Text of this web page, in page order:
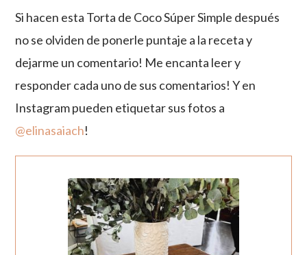
Si hacen esta Torta de Coco Súper Simple después
no se olviden de ponerle puntaje a la receta y
dejarme un comentario! Me encanta leer y
responder cada uno de sus comentarios! Y en
Instagram pueden etiquetar sus fotos a
@elinasaiach!